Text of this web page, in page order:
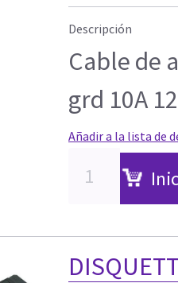
Descripción
Cable de
grd 10A
Añadir a la lista de